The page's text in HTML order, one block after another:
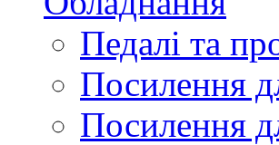
Педалі та
Посилення
Посилення